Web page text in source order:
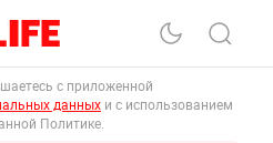
с приложенной
данных и с использованием
Политике.